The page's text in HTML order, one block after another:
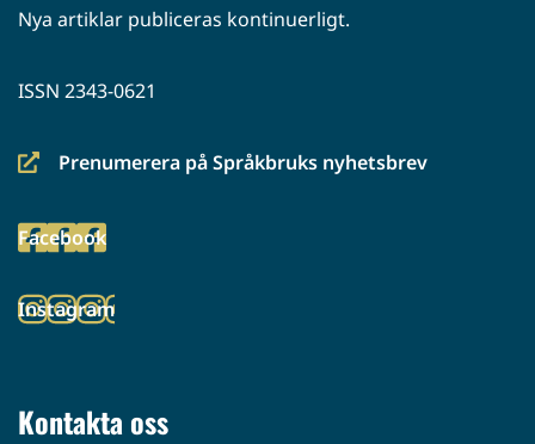
Nya artiklar publiceras kontinuerligt.
ISSN 2343-0621
Prenumerera på Språkbruks nyhetsbrev
(siirryt
palveluun)
Facebook
(siirryt
palveluun)
Instagram
(siirryt
Kontakta oss